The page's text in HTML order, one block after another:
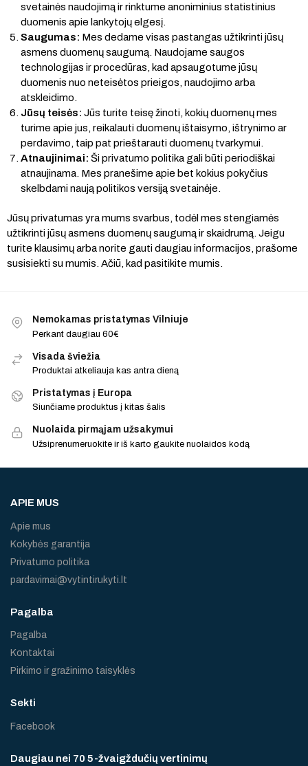
svetainės naudojimą ir rinktume anoniminius statistinius
duomenis apie lankytojų elgesį.
Saugumas: Mes dedame visas pastangas užtikrinti jūsų
asmens duomenų saugumą. Naudojame saugos
technologijas ir procedūras, kad apsaugotume jūsų
duomenis nuo neteisėtos prieigos, naudojimo arba
atskleidimo.
Jūsų teisės: Jūs turite teisę žinoti, kokių duomenų mes
turime apie jus, reikalauti duomenų ištaisymo, ištrynimo ar
perdavimo, taip pat prieštarauti duomenų tvarkymui.
Atnaujinimai: Ši privatumo politika gali būti periodiškai
atnaujinama. Mes pranešime apie bet kokius pokyčius
skelbdami naują politikos versiją svetainėje.
Jūsų privatumas yra mums svarbus, todėl mes stengiamės
užtikrinti jūsų asmens duomenų saugumą ir skaidrumą. Jeigu
turite klausimų arba norite gauti daugiau informacijos, prašome
susisiekti su mumis. Ačiū, kad pasitikite mumis.
Nemokamas pristatymas Vilniuje
Perkant daugiau 60€
Visada šviežia
Produktai atkeliauja kas antra dieną
Pristatymas į Europa
Siunčiame produktus į kitas šalis
Nuolaida pirmąjam užsakymui
Užsiprenumeruokite ir iš karto gaukite nuolaidos kodą
APIE MUS
Apie mus
Kokybės garantija
Privatumo politika
pardavimai@vytintirukyti.lt
Pagalba
Pagalba
Kontaktai
Pirkimo ir gražinimo taisyklės
Sekti
Facebook
Daugiau nei 70 5-žvaigždučių vertinimų